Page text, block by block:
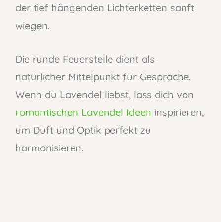
der tief hängenden Lichterketten sanft
wiegen.
Die runde Feuerstelle dient als
natürlicher Mittelpunkt für Gespräche.
Wenn du Lavendel liebst, lass dich von
romantischen Lavendel Ideen inspirieren,
um Duft und Optik perfekt zu
harmonisieren.